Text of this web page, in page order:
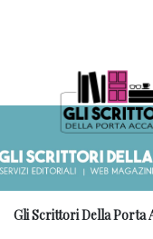
Gli Scrittori Della Porta